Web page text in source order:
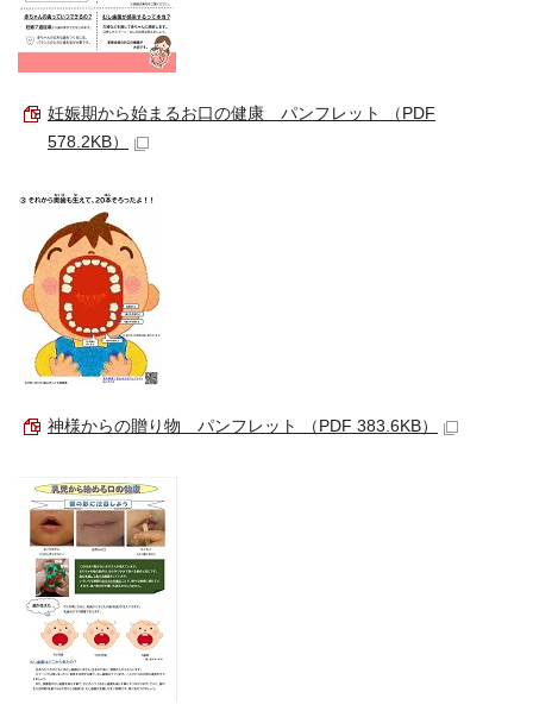
妊娠期から始まるお口の健康 パンフレット （PDF
578.2KB）
神様からの贈り物 パンフレット （PDF 383.6KB）